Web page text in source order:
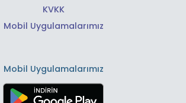
KVKK
Mobil Uygulamalarımız
Mobil Uygulamalarımız